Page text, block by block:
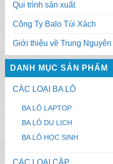
Qui trình sản xuất
Công Ty Balo Túi Xách
Giới thiệu về Trung Nguyên
DANH MỤC SẢN PHẨM
CÁC LOẠI BA LÔ
BA LÔ LAPTOP
BA LÔ DU LỊCH
BA LÔ HỌC SINH